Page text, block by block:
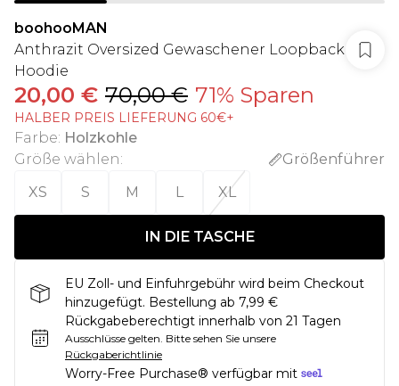
boohooMAN
Anthrazit Oversized Gewaschener Loopback
Hoodie
20,00 € 70,00 € 71% Sparen
HALBER PREIS LIEFERUNG 60€+
Farbe: Holzkohle
Größe wählen:
Größenführer
XS
S M L XL
IN DIE TASCHE
EU Zoll- und Einfuhrgebühr wird beim Checkout
hinzugefügt. Bestellung ab 7,99 €
Rückgabeberechtigt innerhalb von 21 Tagen
Ausschlüsse gelten. Bitte sehen Sie unsere
Rückgaberichtlinie
Worry-Free Purchase® verfügbar mit